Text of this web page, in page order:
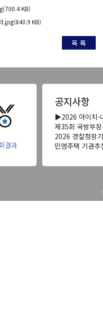
KB)
.jpg(840.9 KB)
목 록
결과
공지사항
▶2026 아이치-
제35회 국방부
2026 경찰청장
민영주택 기관